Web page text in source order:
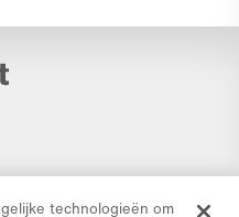
technologieën om